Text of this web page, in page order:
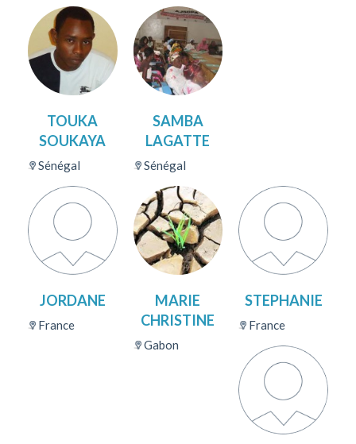
TOUKA
SOUKAYA
Sénégal
SAMBA
LAGATTE
Sénégal
JORDANE
France
MARIE
CHRISTINE
Gabon
STEPHANIE
France